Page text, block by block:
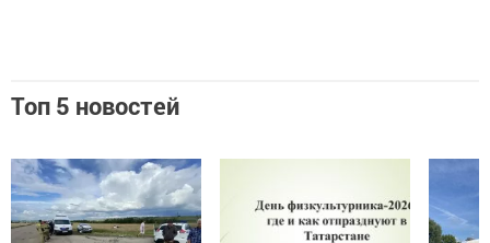
Топ 5 новостей